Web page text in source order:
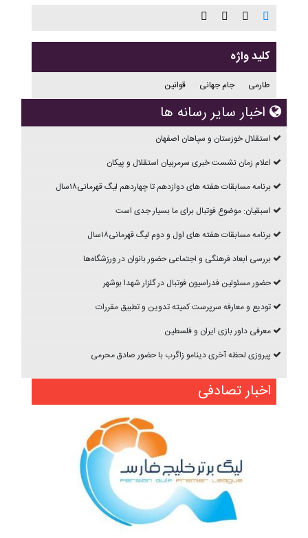
کلید واژه
طارمی جام جهانی قوانین
اخبار سایر رسانه ها
استقلال خوزستان و سپاهان اصفهان
اعلام زمان نشست خبری سرمربیان استقلال و پیکان
برنامه مسابقات هفته های دوازدهم تا چهاردهم ليگ قهرمانی۱۸سال
اسبقیان: موضوع فوتبال برای ما بسیار جدی است
برنامه مسابقات هفته های اول و دوم ليگ قهرمانی۱۸سال
بررسی ابعاد فرهنگی و اجتماعی حضور بانوان در ورزشگاه‌ها
حضور مسئولین فدراسیون فوتبال در گلزار شهدا بوشهر
تودیع و معارفه سرپرست کمیته تدوین و تطبیق مقررات
معرفی داور بازی ایران و فلسطین
پیروزی لحظه آخری دینامو زاگرب با حضور صادق محرمی
اخبار تصادفی